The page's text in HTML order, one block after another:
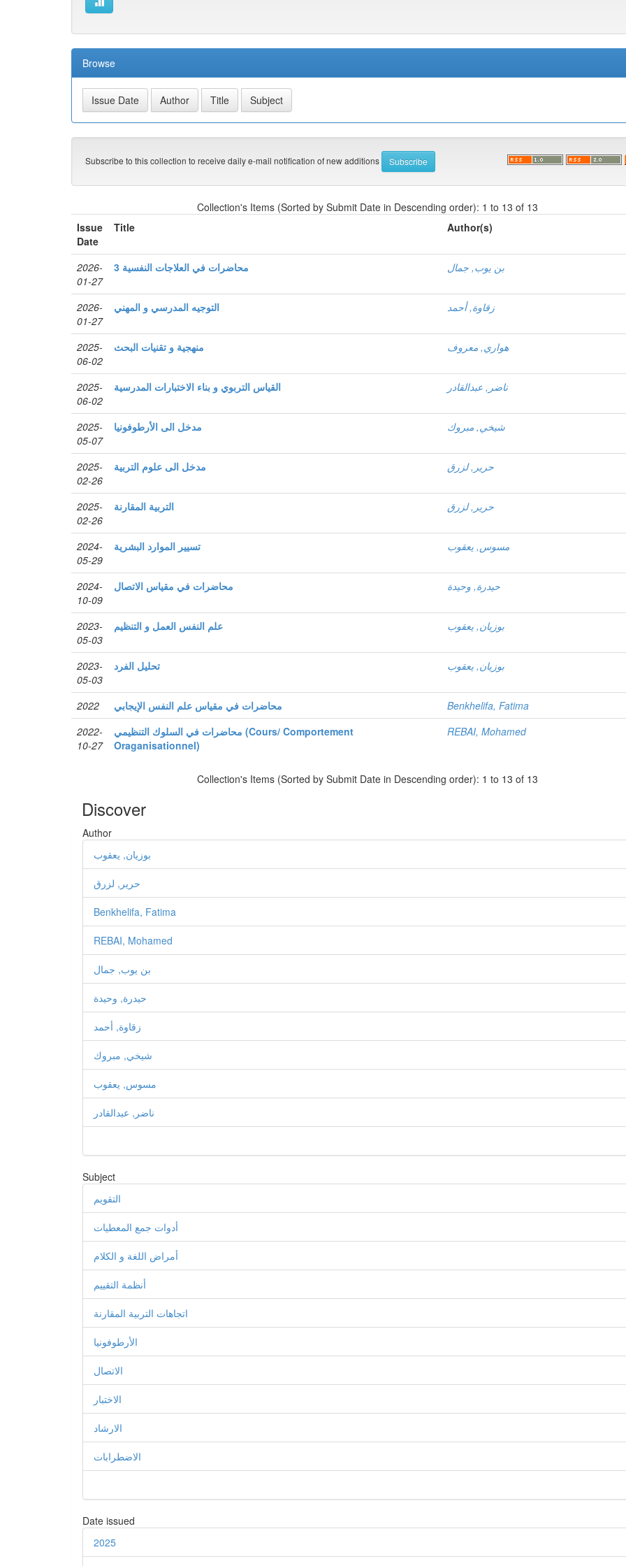
Browse
Subscribe to this collection to receive daily e-mail notification of new additions
Collection's Items (Sorted by Submit Date in Descending order): 1 to 13 of 13
Issue
Date
Title Author(s)
2026-
01-27
محاضرات في العلاجات النفسية 3 بن يوب, جمال
2026-
01-27
التوجيه المدرسي و المهني زقاوة, أحمد
2025-
06-02
منهجية و تقنيات البحث هواري, معروف
2025-
06-02
القياس التربوي و بناء الاختبارات المدرسية ناضر, عبدالقادر
2025-
05-07
مدخل الى الأرطوفونيا شيخي, مبروك
2025-
02-26
مدخل الى علوم التربية حرير, لزرق
2025-
02-26
التربية المقارنة حرير, لزرق
2024-
05-29
تسيير الموارد البشرية مسوس, يعقوب
2024-
10-09
محاضرات في مقياس الاتصال حيدرة, وحيدة
2023-
05-03
علم النفس العمل و التنظيم بوزيان, يعقوب
2023-
05-03
تحليل الفرد بوزيان, يعقوب
2022 محاضرات في مقياس علم النفس الإيجابي
Benkhelifa, Fatima
2022-
10-27
محاضرات في السلوك التنظيمي (Cours/ Comportement
Oraganisationnel)
REBAI, Mohamed
Collection's Items (Sorted by Submit Date in Descending order): 1 to 13 of 13
Discover
Author
بوزيان, يعقوب
حرير, لزرق
Benkhelifa, Fatima
REBAI, Mohamed
بن يوب, جمال
حيدرة, وحيدة
زقاوة, أحمد
شيخي, مبروك
مسوس, يعقوب
ناضر, عبدالقادر
Subject
التقويم
أدوات جمع المعطيات
أمراض اللغة و الكلام
أنظمة التقييم
اتجاهات التربية المقارنة
الأرطوفونيا
الاتصال
الاختبار
الارشاد
الاضطرابات
Date issued
2025